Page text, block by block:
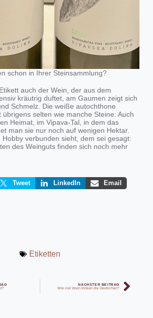
schon in Ihrer Steinsammlung?
auch der Wein, der aus dem
kräutrig duftet, am Gaumen zeigt sich
Schmelz. Die weiße autochthone
übrigens selten wie manche Steine: Auch
Heimat, im Vipava-Tal, in dem das
man sie nur noch auf wenigen Hektar.
verbunden sieht, dem sei gesagt:
des Weinguts finden sich noch mehr
Tweet LinkedIn Email
Etiketten
NÄCHSTER BEITRAG
Wie viel Wein trinken die Deutschen?